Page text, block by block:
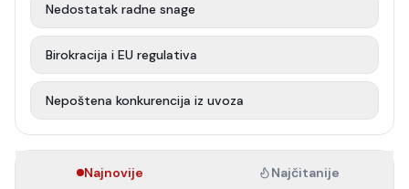
Nedostatak radne snage
Birokracija i EU regulativa
Nepoštena konkurencija iz uvoza
Najnovije Najčitanije